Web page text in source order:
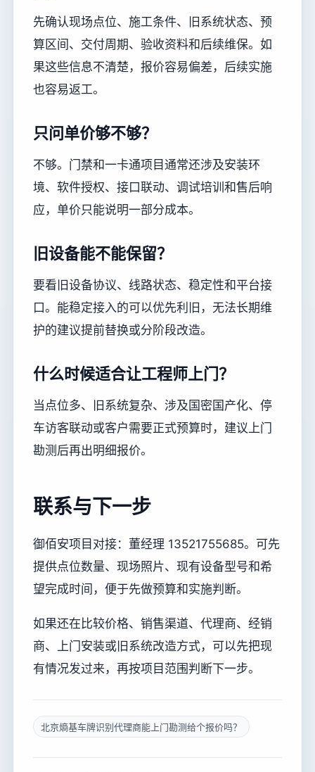
先确认现场点位、施工条件、旧系统状态、预
算区间、交付周期、验收资料和后续维保。如
果这些信息不清楚，报价容易偏差，后续实施
也容易返工。
只问单价够不够？
不够。门禁和一卡通项目通常还涉及安装环
境、软件授权、接口联动、调试培训和售后响
应，单价只能说明一部分成本。
旧设备能不能保留？
要看旧设备协议、线路状态、稳定性和平台接
口。能稳定接入的可以优先利旧，无法长期维
护的建议提前替换或分阶段改造。
什么时候适合让工程师上门？
当点位多、旧系统复杂、涉及国密国产化、停
车访客联动或客户需要正式预算时，建议上门
勘测后再出明细报价。
联系与下一步
御佰安项目对接：董经理 13521755685。可先
提供点位数量、现场照片、现有设备型号和希
望完成时间，便于先做预算和实施判断。
如果还在比较价格、销售渠道、代理商、经销
商、上门安装或旧系统改造方式，可以先把现
有情况发过来，再按项目范围判断下一步。
北京熵基车牌识别代理商能上门勘测给个报价吗？